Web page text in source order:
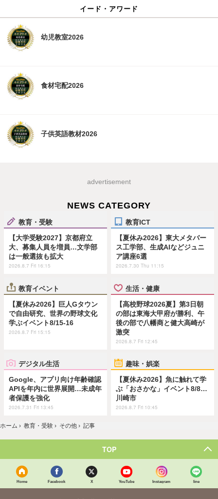
イード・アワード
幼児教室2026
食材宅配2026
子供英語教材2026
advertisement
NEWS CATEGORY
教育・受験
【大学受験2027】京都府立
大、募集人員を増員…文学部
は一般選抜も拡大
2026.8.7 Fri 16:15
教育ICT
【夏休み2026】東大メタバー
ス工学部、生成AIなどジュニ
ア講座6選
2026.7.30 Thu 11:15
教育イベント
【夏休み2026】巨人Gタウン
で自由研究、世界の野球文化
学ぶイベント8/15-16
2026.8.7 Fri 15:15
生活・健康
【高校野球2026夏】第3日朝
の部は東海大甲府が勝利、午
後の部で八幡商と健大高崎が
激突
2026.8.7 Fri 12:45
デジタル生活
Google、アプリ向け年齢確認
APIを年内に世界展開…未成年
者保護を強化
2026.7.31 Fri 13:45
趣味・娯楽
【夏休み2026】魚に触れて学
ぶ「おさかな」イベント8/8…
川崎市
2026.8.7 Fri 10:45
ホーム › 教育・受験 › その他 › 記事
TOP
Home Facebook X YouTube Instagram line